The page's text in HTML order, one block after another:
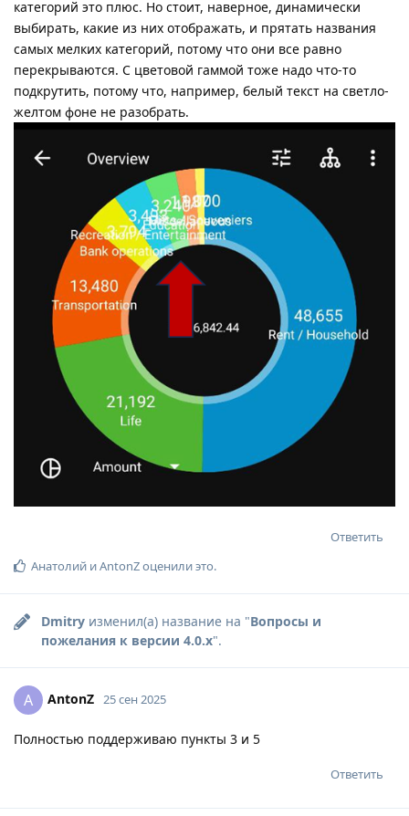
категорий это плюс. Но стоит, наверное, динамически
выбирать, какие из них отображать, и прятать названия
самых мелких категорий, потому что они все равно
перекрываются. С цветовой гаммой тоже надо что-то
подкрутить, потому что, например, белый текст на светло-
желтом фоне не разобрать.
Ответить
Анатолий иAntonZоценили это.
Dmitry изменил(а) название на "Вопросы и
пожелания к версии 4.0.x".
A AntonZ 25 сен 2025
Полностью поддерживаю пункты 3 и 5
Ответить